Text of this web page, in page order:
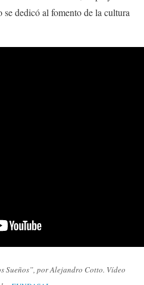
dedicó al fomento de la cultura
Sueños”, por Alejandro Cotto. Vídeo